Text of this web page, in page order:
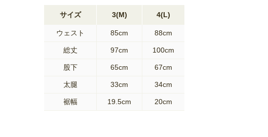
サイズ 3(M) 4(L)
ウェスト 85cm 88cm
総丈 97cm 100cm
股下 65cm 67cm
太腿 33cm 34cm
裾幅 19.5cm 20cm